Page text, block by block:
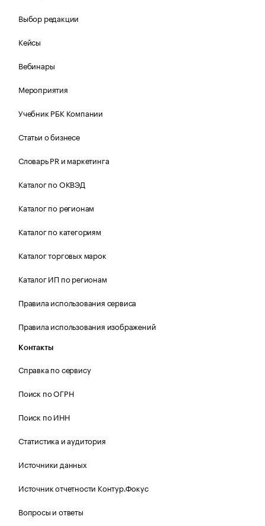
Выбор редакции
Кейсы
Вебинары
Мероприятия
Учебник РБК Компании
Статьи о бизнесе
Словарь PR и маркетинга
Каталог по ОКВЭД
Каталог по регионам
Каталог по категориям
Каталог торговых марок
Каталог ИП по регионам
Правила использования сервиса
Правила использования изображений
Контакты
Справка по сервису
Поиск по ОГРН
Поиск по ИНН
Статистика и аудитория
Источники данных
Источник отчетности Контур.Фокус
Вопросы и ответы